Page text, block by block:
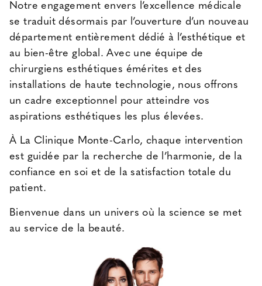
Notre engagement envers l’excellence médicale
se traduit désormais par l’ouverture d’un nouveau
département entièrement dédié à l’esthétique et
au bien-être global. Avec une équipe de
chirurgiens esthétiques émérites et des
installations de haute technologie, nous offrons
un cadre exceptionnel pour atteindre vos
aspirations esthétiques les plus élevées.
À La Clinique Monte-Carlo, chaque intervention
est guidée par la recherche de l’harmonie, de la
confiance en soi et de la satisfaction totale du
patient.
Bienvenue dans un univers où la science se met
au service de la beauté.